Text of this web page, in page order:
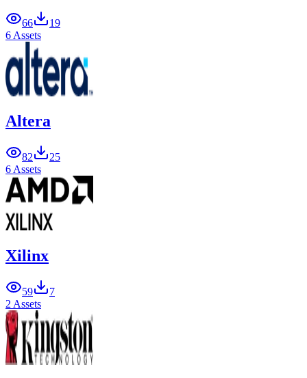
66
19
6 Assets
Altera
82
25
6 Assets
Xilinx
59
7
2 Assets